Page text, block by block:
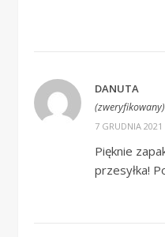
DANUTA
(zweryfikowany)
7 GRUDNIA 2021
Pięknie
przesyłka!